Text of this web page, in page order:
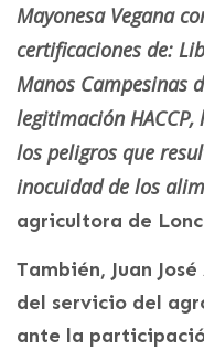
Mayonesa Vegana
certificaciones de:
Manos Campesinas
legitimación
los peligros que
inocuidad de los
agricultora de
También, Juan
del servicio del
ante la